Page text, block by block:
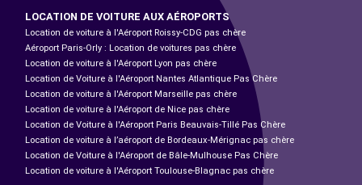
LOCATION DE VOITURE AUX AÉROPORTS
Location de voiture à l'Aéroport Roissy-CDG pas chère
Aéroport Paris-Orly : Location de voitures pas chère
Location de voiture à l'Aéroport Lyon pas chère
Location de Voiture à l'Aéroport Nantes Atlantique Pas Chère
Location de voiture à l'Aéroport Marseille pas chère
Location de voiture à l'Aéroport de Nice pas chère
Location de Voiture à l'Aéroport Paris Beauvais-Tillé Pas Chère
Location de voiture à l’aéroport de Bordeaux-Mérignac pas chère
Location de Voiture à l'Aéroport de Bâle-Mulhouse Pas Chère
Location de voiture à l'Aéroport Toulouse-Blagnac pas chère